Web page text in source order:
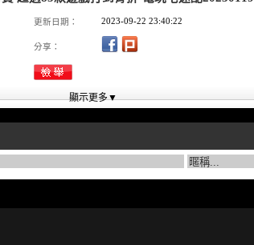
更新日期： 2023-09-22 23:40:22
分享：